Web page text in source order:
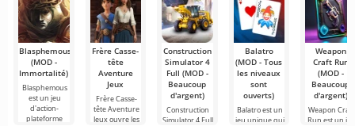
Blasphemous
(MOD -
Immortalité)
Blasphemous
est un jeu
d'action-
plateforme
Frère Casse-
tête
Aventure
Jeux
Frère Casse-
tête Aventure
Jeux ouvre les
Construction
Simulator 4
Full (MOD -
Beaucoup
d'argent)
Construction
Simulator 4 Full
Balatro
(MOD - Tous
les niveaux
sont
ouverts)
Balatro est un
jeu unique qui
Weapon
Craft Run
(MOD -
Beaucoup
d'argent)
Weapon Craft
Run est un jeu